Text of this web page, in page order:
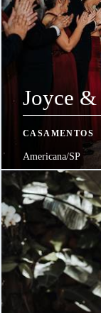
Joyce
CASAMENTOS
Americana/SP